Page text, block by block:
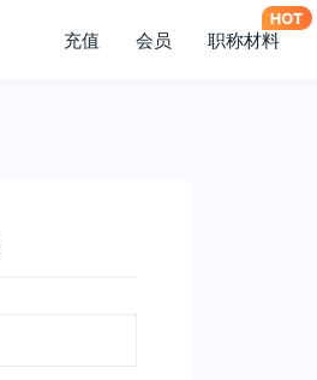
充值 会员 职称材料